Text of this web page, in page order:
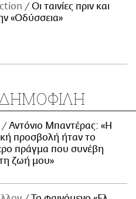
Οι ταινίες πριν και
«Οδύσσεια»
Αντόνιο Μπαντέρας: «Η
προσβολή ήταν το
πράγμα που συνέβη
ζωή μου»